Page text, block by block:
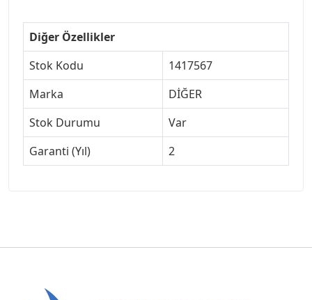
Diğer Özellikler
Stok Kodu
1417567
Marka
DİĞER
Stok Durumu
Var
Garanti (Yıl)
2